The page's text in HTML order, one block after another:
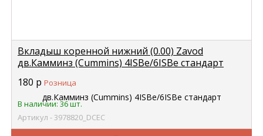
Вкладыш коренной нижний (0.00) Zavod
дв.Камминз (Cummins) 4ISBe/6ISBe стандарт
180 р Розница
В наличии: 36 шт.
Артикул - 3978820_DCEC